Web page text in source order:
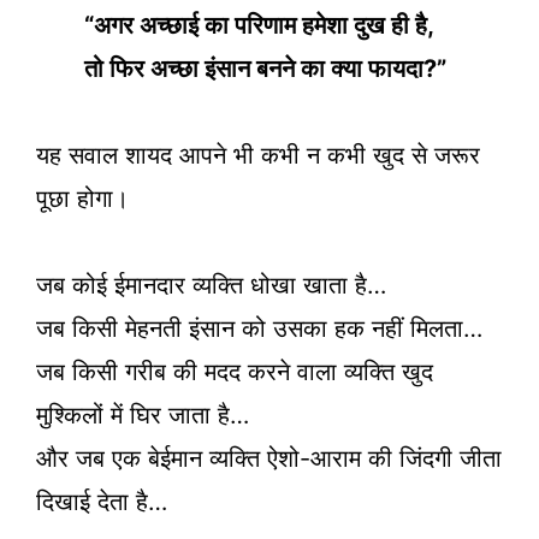
“अगर अच्छाई का परिणाम हमेशा दुख ही है,
तो फिर अच्छा इंसान बनने का क्या फायदा?”
यह सवाल शायद आपने भी कभी न कभी खुद से जरूर
पूछा होगा।
जब कोई ईमानदार व्यक्ति धोखा खाता है…
जब किसी मेहनती इंसान को उसका हक नहीं मिलता…
जब किसी गरीब की मदद करने वाला व्यक्ति खुद
मुश्किलों में घिर जाता है…
और जब एक बेईमान व्यक्ति ऐशो-आराम की जिंदगी जीता
दिखाई देता है…